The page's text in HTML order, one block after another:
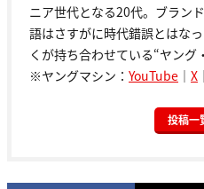
ニア世代となる20代。ブラン
語はさすがに時代錯誤とはな
くが持ち合わせている“ヤング
※ヤングマシン： YouTube ｜ X ｜
投稿一